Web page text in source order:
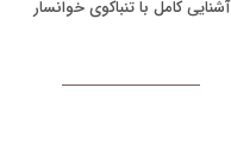
آشنایی کامل با تنباکوی خوانسار